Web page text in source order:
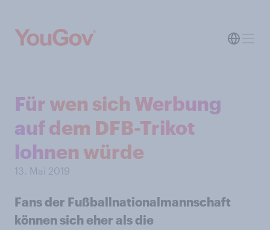
Für wen sich Werbung
auf dem DFB-Trikot
lohnen würde
13. Mai 2019
Fans der Fußballnationalmannschaft
können sich eher als die